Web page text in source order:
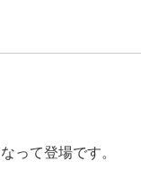
って登場です。